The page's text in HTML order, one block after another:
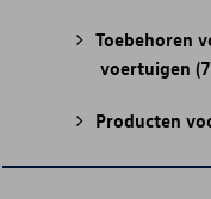
Toebehoren
voertuigen
Producten